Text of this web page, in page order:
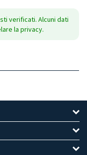
verificati. Alcuni dati
la privacy.